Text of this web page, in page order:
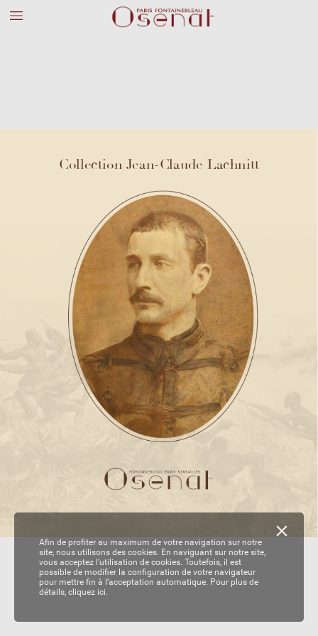
Collection J ean-Claude Lac hnitt
Afin de profiter au maximum de votre navigation sur notre
site, nous utilisons des cookies. En naviguant sur notre site,
vous acceptez l’utilisation de cookies. Toutefois, il est
possible de modifier la configuration de votre navigateur
pour mettre fin à l’acceptation automatique. Pour plus de
détails, cliquez ici.